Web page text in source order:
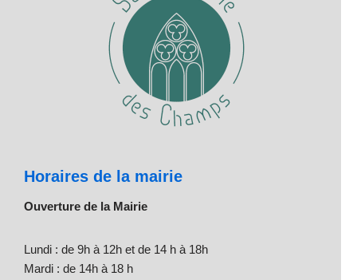
Horaires de la mairie
Ouverture de la Mairie
Lundi : de 9h à 12h et de 14 h à 18h
Mardi : de 14h à 18 h